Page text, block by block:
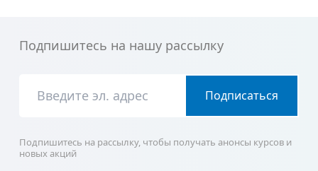
Подпишитесь на нашу рассылку
Подписаться
Подпишитесь на рассылку, чтобы получать анонсы курсов и
новых акций